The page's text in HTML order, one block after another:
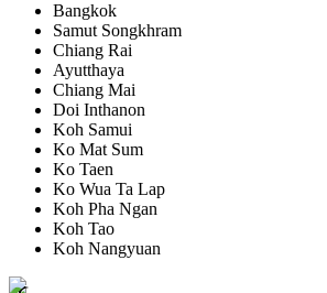
Bangkok
Samut Songkhram
Chiang Rai
Ayutthaya
Chiang Mai
Doi Inthanon
Koh Samui
Ko Mat Sum
Ko Taen
Ko Wua Ta Lap
Koh Pha Ngan
Koh Tao
Koh Nangyuan